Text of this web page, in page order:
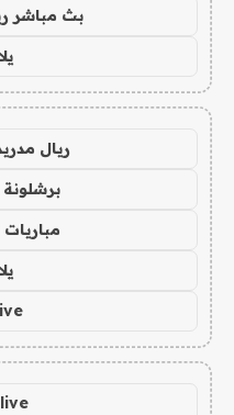
بث مباشر
ريال
برشلونة
مباريات